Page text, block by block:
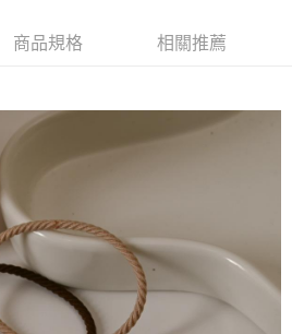
瀏覽以下網址：
法定代理人或監護人之同意方可使用
意申辦者引起之損失，本公司不負相關責
，將依據個別帳號之用戶狀況，依本公司即
仍有額度不足之情形，本公司將視審查結果
用他人資訊註冊。若發現惡意使用之情形，
止該用戶之使用額度並採取法律行動。
上)免運費
以上)免運費
統一出貨)
上)免運費
商品規格 相關推薦